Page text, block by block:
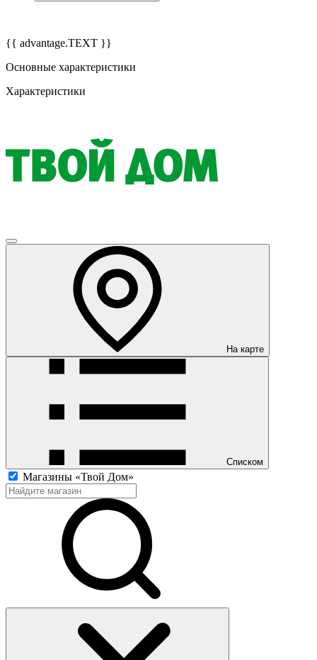
{{ advantage.TEXT }}
Основные характеристики
Характеристики
На карте
Списком
Магазины «Твой Дом»